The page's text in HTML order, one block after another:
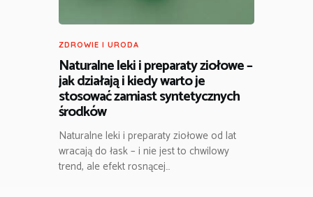
ZDROWIE I URODA
Naturalne leki i preparaty ziołowe –
jak działają i kiedy warto je
stosować zamiast syntetycznych
środków
Naturalne leki i preparaty ziołowe od lat
wracają do łask – i nie jest to chwilowy
trend, ale efekt rosnącej…